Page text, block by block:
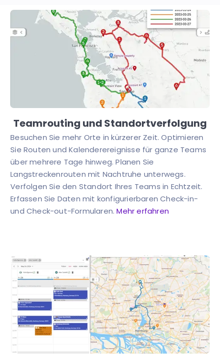
Teamrouting und Standortverfolgung
Besuchen Sie mehr Orte in kürzerer Zeit. Optimieren
Sie Routen und Kalenderereignisse für ganze Teams
über mehrere Tage hinweg. Planen Sie
Langstreckenrouten mit Nachtruhe unterwegs.
Verfolgen Sie den Standort Ihres Teams in Echtzeit.
Erfassen Sie Daten mit konfigurierbaren Check-in-
und Check-out-Formularen.Mehr erfahren